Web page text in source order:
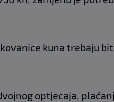
kuna trebaju
optjecaja,